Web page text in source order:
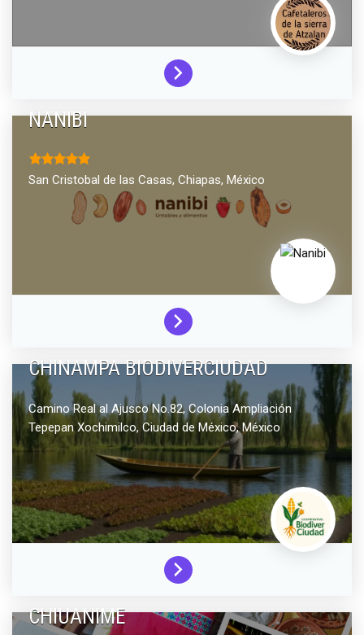
NANIBI
San Cristobal de las Casas, Chiapas, México
CHINAMPA BIODIVERCIUDAD
Camino Real al Ajusco No.82, Colonia Ampliación
TepepanXochimilco, Ciudad de México,México
CHIUANIME